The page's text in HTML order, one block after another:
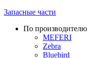
Запасные части
По производителю
MEFERI
Zebra
Bluebird